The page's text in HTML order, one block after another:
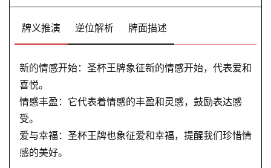
牌义推演 逆位解析 牌面描述
新的情感开始：圣杯王牌象征新的情感开始，代表爱和
喜悦。
情感丰盈：它代表着情感的丰盈和灵感，鼓励表达感
受。
爱与幸福：圣杯王牌也象征爱和幸福，提醒我们珍惜情
感的美好。